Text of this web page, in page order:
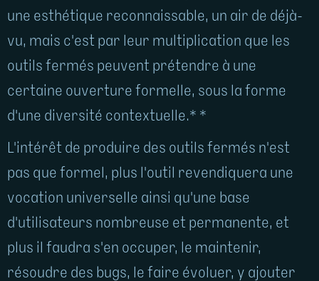
une esthétique reconnaissable, un air de déjà-
vu, mais c'est par leur multiplication que les
outils fermés peuvent prétendre à une
certaine ouverture formelle, sous la forme
d'une diversité contextuelle.* *
L'intérêt de produire des outils fermés n'est
pas que formel, plus l'outil revendiquera une
vocation universelle ainsi qu'une base
d'utilisateurs nombreuse et permanente, et
plus il faudra s'en occuper, le maintenir,
résoudre des bugs, le faire évoluer, y ajouter